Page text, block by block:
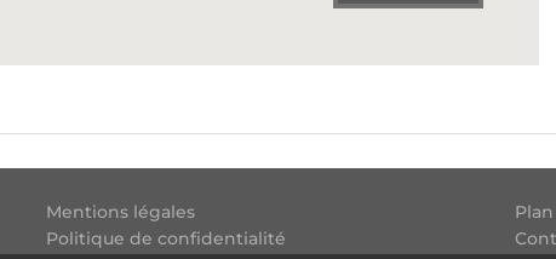
Mentions légales
Politique de confidentialité